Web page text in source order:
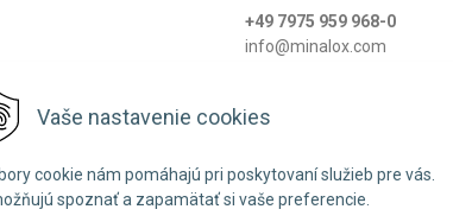
Vaše nastavenie cookies
cookie nám pomáhajú pri poskytovaní služieb pre vás.
spoznať a zapamätať si vaše preferencie.
+49 7975 959 968-0
info@minalox.com
© 2026 Minalox •NextShop&e-shop Pohoda ConnectorbyNextCom s.r.o.